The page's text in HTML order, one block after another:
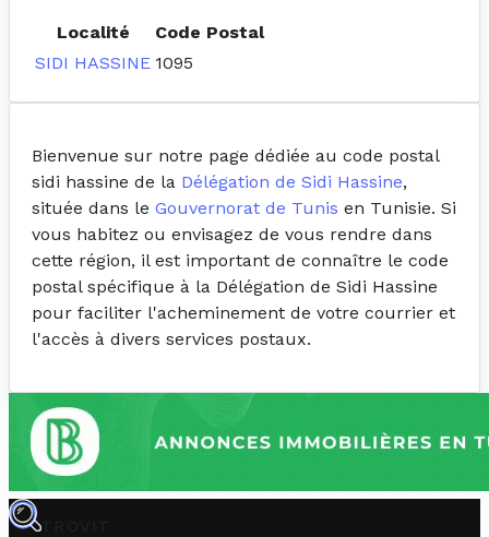
Localité
Code Postal
SIDI HASSINE 1095
Bienvenue sur notre page dédiée au code postal
sidi hassine de la Délégation de Sidi Hassine,
située dans le Gouvernorat de Tunis en Tunisie. Si
vous habitez ou envisagez de vous rendre dans
cette région, il est important de connaître le code
postal spécifique à la Délégation de Sidi Hassine
pour faciliter l'acheminement de votre courrier et
l'accès à divers services postaux.
TROVIT